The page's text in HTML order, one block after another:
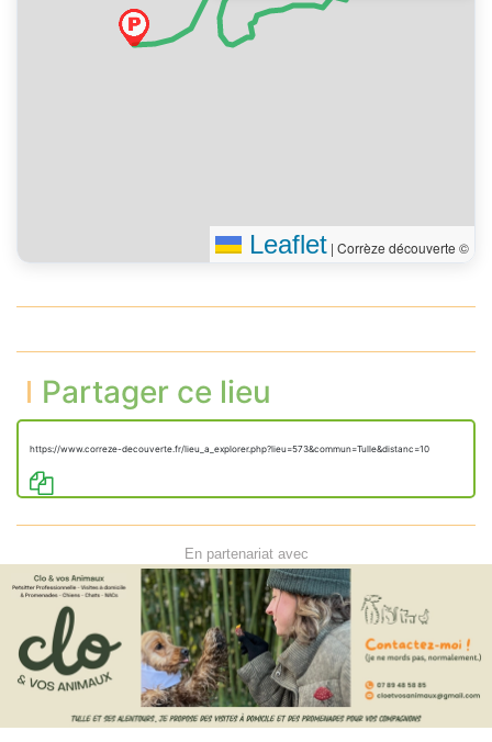
Leaflet | Corrèze découverte ©
Partager ce lieu
https://www.correze-decouverte.fr/lieu_a_explorer.php?lieu=573&commun=Tulle&distanc=10
En partenariat avec